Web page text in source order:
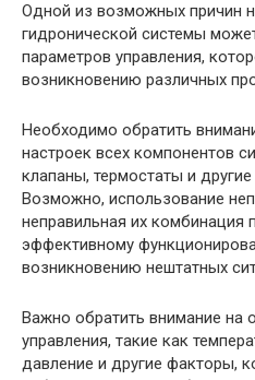
Одной из возможных причин
гидронической системы
параметров управления,
возникновению различных
Необходимо обратить
настроек всех компонентов
клапаны, термостаты и другие
Возможно, использование
неправильная их комбинация
эффективному
возникновению нештатных
Важно обратить внимание на
управления, такие как
давление и другие факторы,